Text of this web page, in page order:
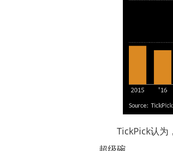
TickPick认为，